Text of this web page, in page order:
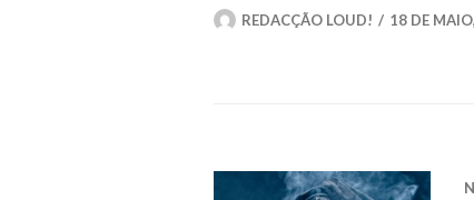
REDACÇÃO LOUD! 18 DE